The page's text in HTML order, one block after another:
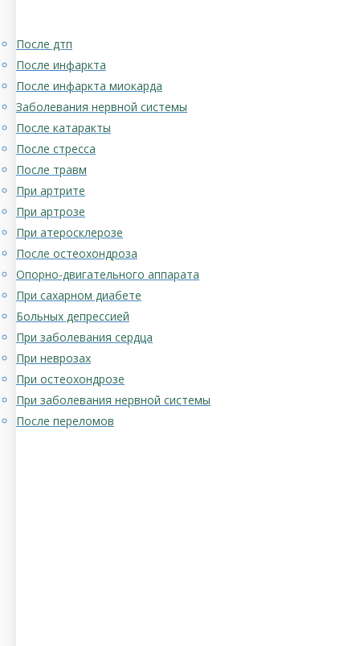
После дтп
После инфаркта
После инфаркта миокарда
Заболевания нервной системы
После катаракты
После стресса
После травм
При артрите
При артрозе
При атеросклерозе
После остеохондроза
Опорно-двигательного аппарата
При сахарном диабете
Больных депрессией
При заболевания сердца
При неврозах
При остеохондрозе
При заболевания нервной системы
После переломов